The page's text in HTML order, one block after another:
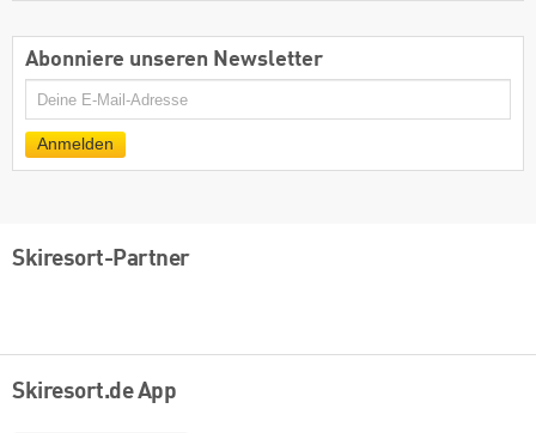
Abonniere unseren Newsletter
E-
Mail
Anmelden
Skiresort-Partner
Skiresort.de App